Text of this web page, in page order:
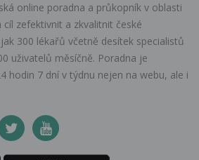
online poradna a průkopník v oblasti
zefektivnit a zkvalitnit české
300 lékařů včetně desítek specialistů
uživatelů měsíčně. Poradna je
hodin 7 dní v týdnu nejen na webu, ale i